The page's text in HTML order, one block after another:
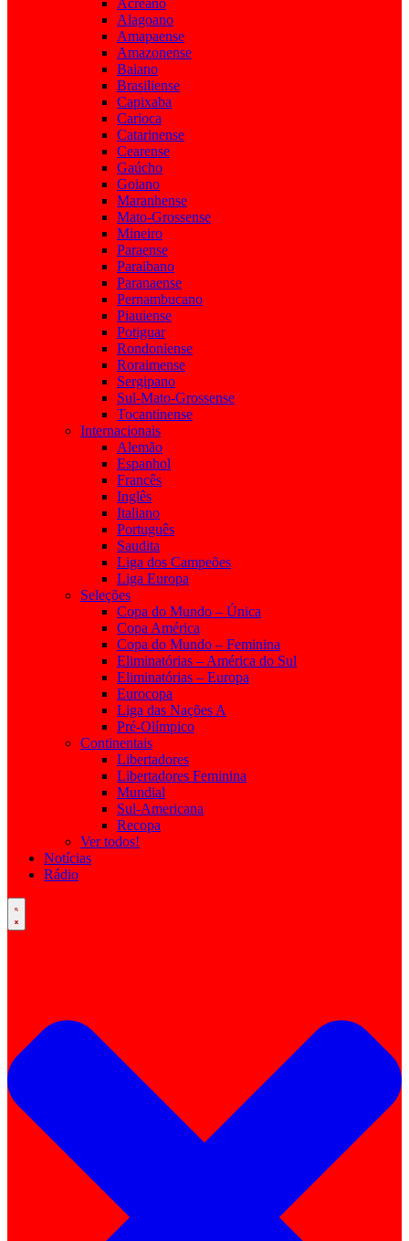
Alagoano
Amapaense
Amazonense
Baiano
Brasiliense
Capixaba
Carioca
Catarinense
Cearense
Gaúcho
Goiano
Maranhense
Mato-Grossense
Mineiro
Paraense
Paraibano
Paranaense
Pernambucano
Piauiense
Potiguar
Rondoniense
Roraimense
Sergipano
Sul-Mato-Grossense
Tocantinense
Internacionais
Alemão
Espanhol
Francês
Inglês
Italiano
Português
Saudita
Liga dos Campeões
Liga Europa
Seleções
Copa do Mundo – Única
Copa América
Copa do Mundo – Feminina
Eliminatórias – América do Sul
Eliminatórias – Europa
Eurocopa
Liga das Nações A
Pré-Olímpico
Continentais
Libertadores
Libertadores Feminina
Mundial
Sul-Americana
Recopa
Ver todos!
Notícias
Rádio